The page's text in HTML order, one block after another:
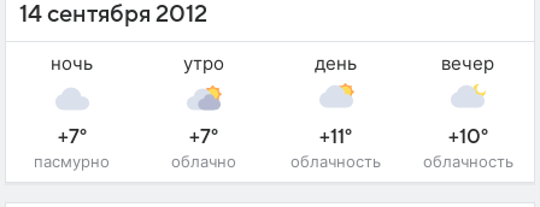
14 сентября 2012
ночь
+7°
пасмурно
утро
+7°
облачно
день
+11°
облачность
вечер
+10°
облачность